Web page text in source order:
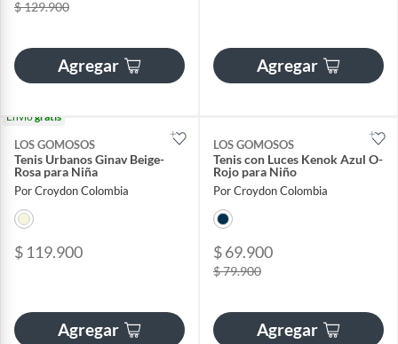
$ 129.900
Agregar Agregar
Envíogratis
LOS GOMOSOS
Tenis Urbanos Ginav Beige-
Rosa para Niña
Por Croydon Colombia
$ 119.900
Agregar
LOS GOMOSOS
Tenis con Luces Kenok Azul O-
Rojo para Niño
Por Croydon Colombia
$ 69.900
$ 79.900
Agregar